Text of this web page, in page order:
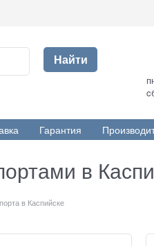
Найти
Гарантия
в
в Каспийске